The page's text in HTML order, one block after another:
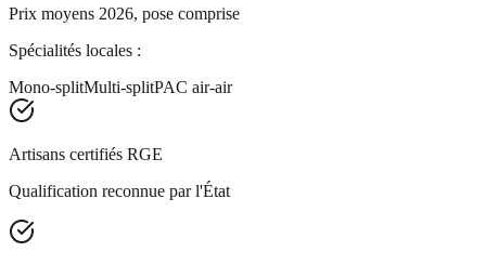
Prix moyens 2026, pose comprise
Spécialités locales :
Mono-splitMulti-splitPAC air-air
Artisans certifiés RGE
Qualification reconnue par l'État